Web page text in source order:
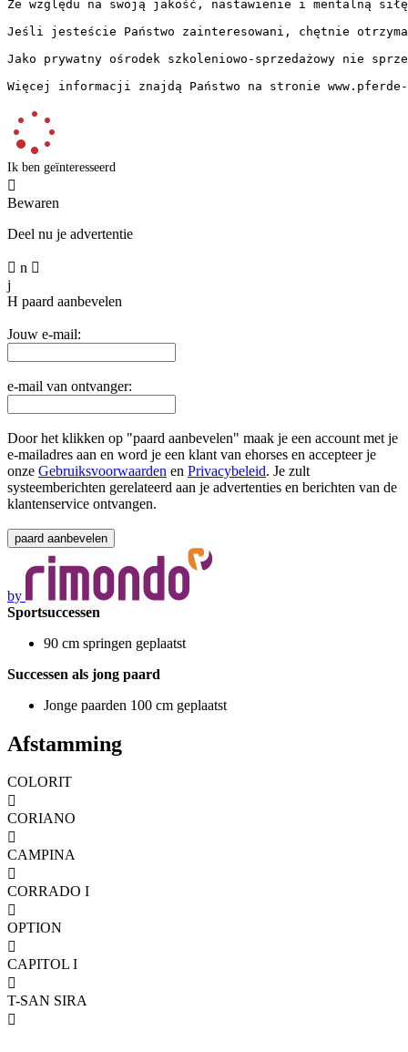
Ze względu na swoją jakość, nastawienie i mentalną
Jeśli jesteście Państwo zainteresowani, chętnie
Jako prywatny ośrodek szkoleniowo-sprzedażowy nie
Więcej informacji znajdą Państwo na stronie
Ik ben geïnteresseerd

Bewaren
Deel nu je advertentie
 n 
j
H paard aanbevelen
Jouw e-mail:
e-mail van ontvanger:
Door het klikken op "paard aanbevelen" maak je een account met je
e-mailadres aan en word je een klant van ehorses en accepteer je
onze Gebruiksvoorwaarden en Privacybeleid. Je zult
systeemberichten gerelateerd aan je advertenties en berichten van de
klantenservice ontvangen.
by
Sportsuccessen
90 cm springen geplaatst
Successen als jong paard
Jonge paarden 100 cm geplaatst
Afstamming
COLORIT

CORIANO

CAMPINA

CORRADO I

OPTION

CAPITOL I

T-SAN SIRA
